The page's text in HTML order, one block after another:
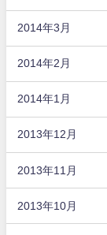
2014年3月
2014年2月
2014年1月
2013年12月
2013年11月
2013年10月